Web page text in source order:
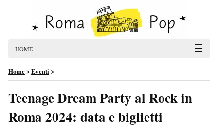
HOME ☰
Home>Eventi>
Teenage Dream Party al Rock in
Roma 2024: data e biglietti